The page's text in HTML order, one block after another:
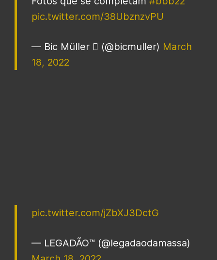
pic.twitter.com/38UbznzvPU
— Bic Müller  (@bicmuller) March
18, 2022
pic.twitter.com/jZbXJ3DctG
— LEGADÃO™ (@legadaodamassa)